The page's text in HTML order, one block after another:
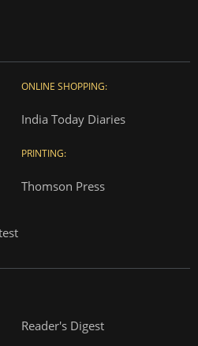
ONLINE SHOPPING:
India Today Diaries
PRINTING:
Thomson Press
Reader's Digest